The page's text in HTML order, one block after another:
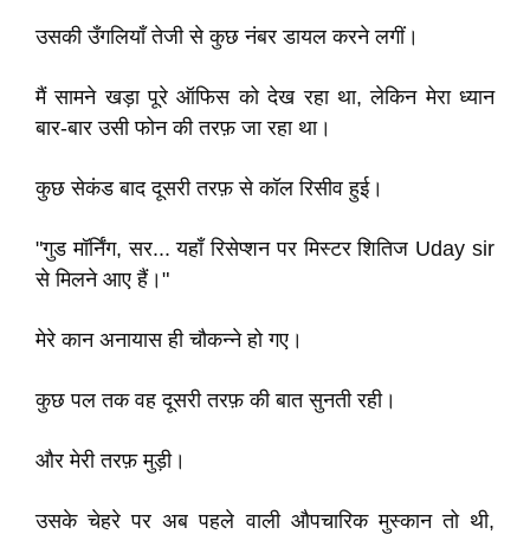
उसकी उँगलियाँ तेजी से कुछ नंबर डायल करने लगीं।
मैं सामने खड़ा पूरे ऑफिस को देख रहा था, लेकिन मेरा ध्यान
बार-बार उसी फोन की तरफ़ जा रहा था।
कुछ सेकंड बाद दूसरी तरफ़ से कॉल रिसीव हुई।
"गुड मॉर्निंग, सर... यहाँ रिसेप्शन पर मिस्टर शितिज Uday sir
से मिलने आए हैं।"
मेरे कान अनायास ही चौकन्ने हो गए।
कुछ पल तक वह दूसरी तरफ़ की बात सुनती रही।
और मेरी तरफ़ मुड़ी।
उसके चेहरे पर अब पहले वाली औपचारिक मुस्कान तो थी,